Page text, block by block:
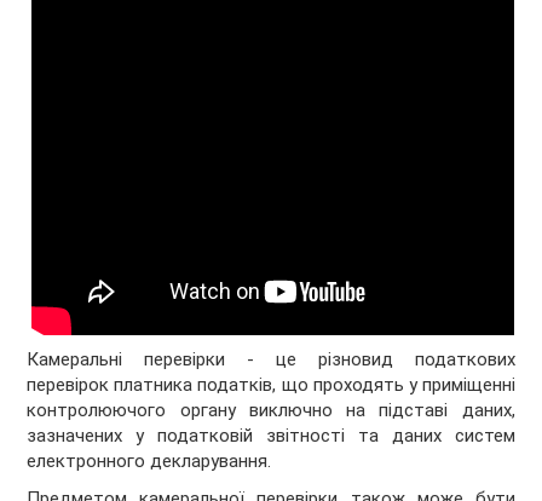
Камеральні перевірки - це різновид податкових
перевірок платника податків, що проходять у приміщенні
контролюючого органу виключно на підставі даних,
зазначених у податковій звітності та даних систем
електронного декларування.